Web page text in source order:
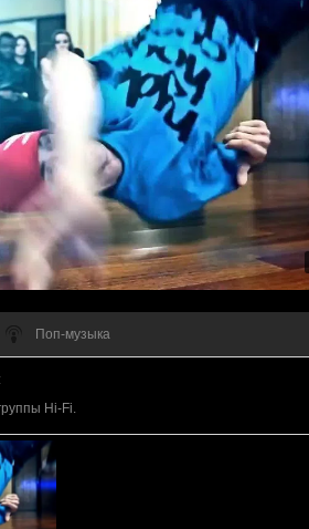
Поп-музыка
:
Hi-Fi.